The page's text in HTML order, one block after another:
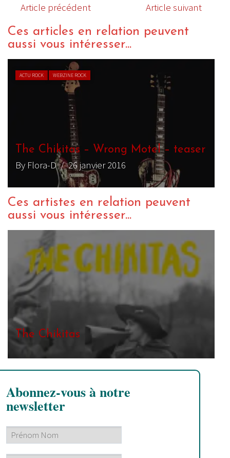
Article précédent Article suivant
Ces articles en relation peuvent
aussi vous intéresser...
ACTU ROCK WEBZINE ROCK
The Chikitas – Wrong Motel – teaser
By Flora-D/ 26 janvier 2016
Ces artistes en relation peuvent
aussi vous intéresser...
The Chikitas
Abonnez-vous à notre
newsletter